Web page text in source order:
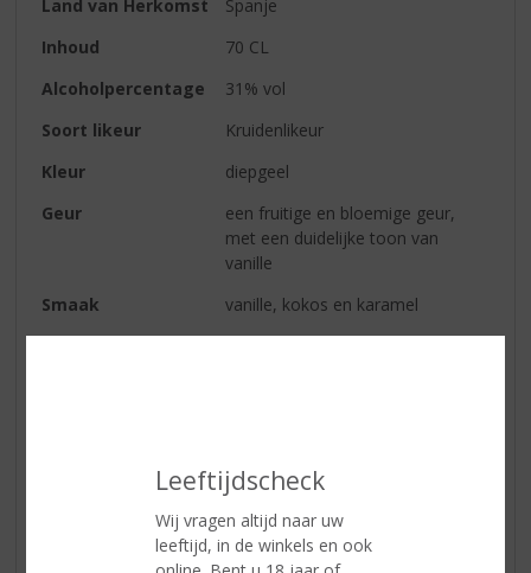
Leeftijdscheck
Wij vragen altijd naar uw
leeftijd, in de winkels en ook
Land van Herkomst
Spanje
Inhoud
70 CL
Alcoholpercentage
31% vol
Soort likeur
Kruidenlikeur
Kleur
diepgeel
Geur
een fruitige en bloemige geur,
met een duidelijke toon van
vanille
Smaak
vanille, kokos en karamel
Reviews
Schrijf een review
Er zijn nog geen reviews geplaatst voor dit product